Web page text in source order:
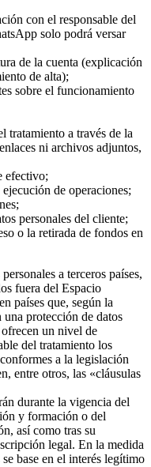
con el responsable del
solo podrá versar
de la cuenta (explicación
de alta);
sobre el funcionamiento
tratamiento a través de la
ni archivos adjuntos,
efectivo;
de operaciones;
personales del cliente;
o la retirada de fondos en
a terceros países,
fuera del Espacio
países que, según la
protección de datos
un nivel de
del tratamiento los
a la legislación
entre otros, las «cláusulas
durante la vigencia del
y formación o del
así como tras su
legal. En la medida
base en el interés legítimo